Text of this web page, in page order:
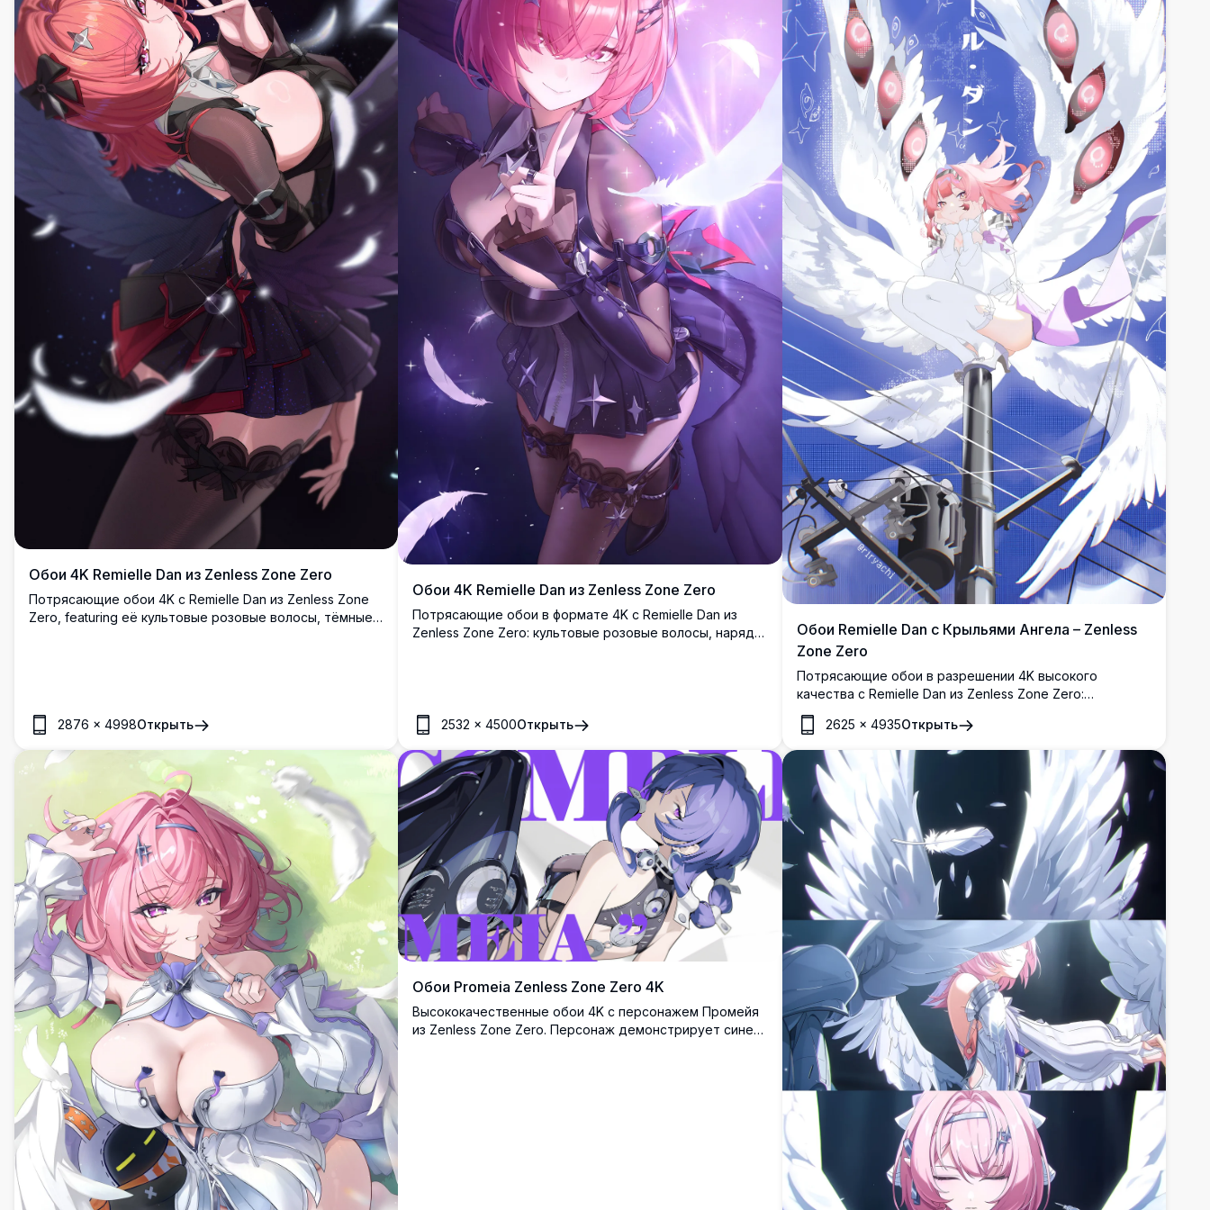
Обои 4K Remielle Dan из Zenless Zone Zero
Потрясающие обои 4K с Remielle Dan из Zenless Zone
Zero, featuring её культовые розовые волосы, тёмные
2876 × 4998Открыть
Обои 4K Remielle Dan из Zenless Zone Zero
Потрясающие обои в формате 4K с Remielle Dan из
Zenless Zone Zero: культовые розовые волосы, наряд в
2532 ×4500Открыть
Обои Remielle Dan с Крыльями Ангела – Zenless
Zone Zero
Потрясающие обои в разрешении 4K высокого
качества с Remielle Dan из Zenless Zone Zero:
розоволосый ангел сидит на опоре линии
электропередач с огромными белыми крыльями и
светящимися мистическими глазами на фоне яркого
голубого неба.
2625 × 4935Открыть
Обои Promeia Zenless Zone Zero 4K
Высококачественные обои 4K с персонажем Промейя
из Zenless Zone Zero. Персонаж демонстрирует сине-